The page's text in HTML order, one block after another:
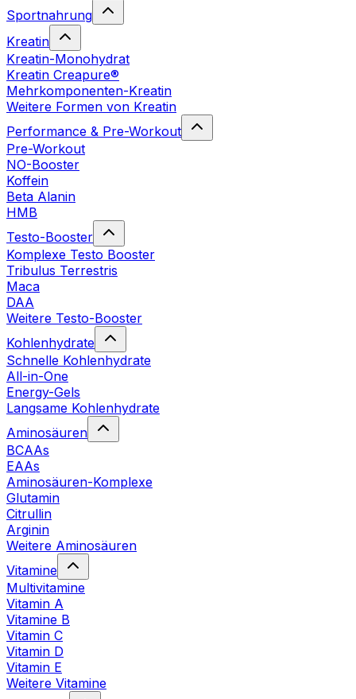
Sportnahrung
Kreatin
Kreatin-Monohydrat
Kreatin Creapure®
Mehrkomponenten-Kreatin
Weitere Formen von Kreatin
Performance & Pre-Workout
Pre-Workout
NO-Booster
Koffein
Beta Alanin
HMB
Testo-Booster
Komplexe Testo Booster
Tribulus Terrestris
Maca
DAA
Weitere Testo-Booster
Kohlenhydrate
Schnelle Kohlenhydrate
All-in-One
Energy-Gels
Langsame Kohlenhydrate
Aminosäuren
BCAAs
EAAs
Aminosäuren-Komplexe
Glutamin
Citrullin
Arginin
Weitere Aminosäuren
Vitamine
Multivitamine
Vitamin A
Vitamine B
Vitamin C
Vitamin D
Vitamin E
Weitere Vitamine